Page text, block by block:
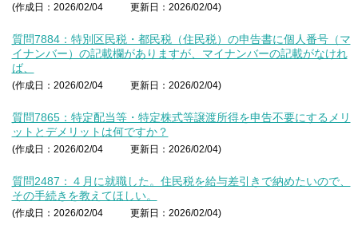
(作成日：2026/02/04 更新日：2026/02/04)
質問7884：特別区民税・都民税（住民税）の申告書に個人番号（マ
イナンバー）の記載欄がありますが、マイナンバーの記載がなけれ
ば、
(作成日：2026/02/04 更新日：2026/02/04)
質問7865：特定配当等・特定株式等譲渡所得を申告不要にするメリ
ットとデメリットは何ですか？
(作成日：2026/02/04 更新日：2026/02/04)
質問2487：４月に就職した。住民税を給与差引きで納めたいので、
その手続きを教えてほしい。
(作成日：2026/02/04 更新日：2026/02/04)